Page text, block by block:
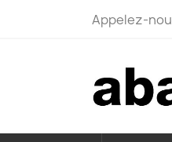
Appelez-